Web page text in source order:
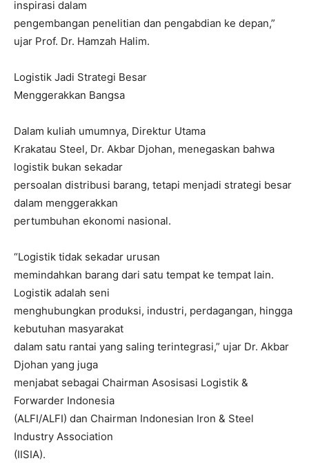
inspirasi dalam
pengembangan penelitian dan pengabdian ke depan,”
ujar Prof. Dr. Hamzah Halim.
Logistik Jadi Strategi Besar
Menggerakkan Bangsa
Dalam kuliah umumnya, Direktur Utama
Krakatau Steel, Dr. Akbar Djohan, menegaskan bahwa
logistik bukan sekadar
persoalan distribusi barang, tetapi menjadi strategi besar
dalam menggerakkan
pertumbuhan ekonomi nasional.
“Logistik tidak sekadar urusan
memindahkan barang dari satu tempat ke tempat lain.
Logistik adalah seni
menghubungkan produksi, industri, perdagangan, hingga
kebutuhan masyarakat
dalam satu rantai yang saling terintegrasi,” ujar Dr. Akbar
Djohan yang juga
menjabat sebagai Chairman Asosisasi Logistik &
Forwarder Indonesia
(ALFI/ALFI) dan Chairman Indonesian Iron & Steel
Industry Association
(IISIA).